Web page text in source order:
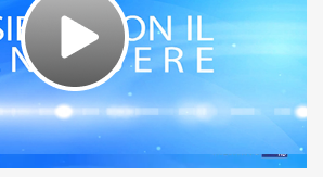
Play